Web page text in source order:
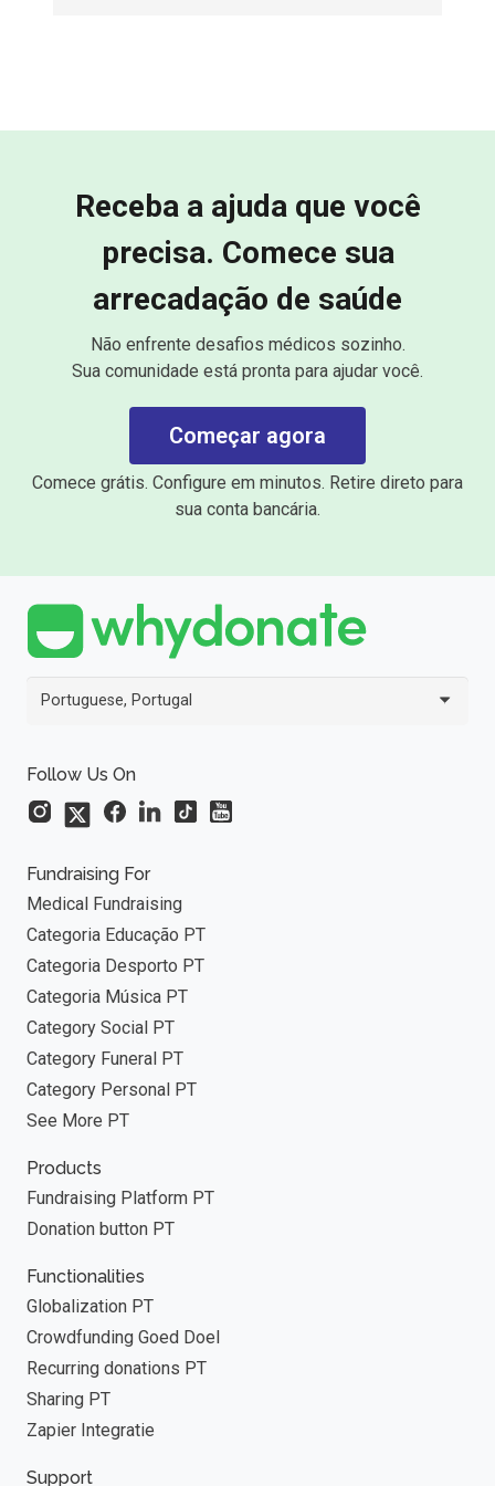
Receba a ajuda que você
precisa. Comece sua
arrecadação de saúde
Não enfrente desafios médicos sozinho.
Sua comunidade está pronta para ajudar você.
Começar agora
Comece grátis. Configure em minutos. Retire direto para
sua conta bancária.
Portuguese, Portugal
Follow Us On
Fundraising For
Medical Fundraising
Categoria Educação PT
Categoria Desporto PT
Categoria Música PT
Category Social PT
Category Funeral PT
Category Personal PT
See More PT
Products
Fundraising Platform PT
Donation button PT
Functionalities
Globalization PT
Crowdfunding Goed Doel
Recurring donations PT
Sharing PT
Zapier Integratie
Support